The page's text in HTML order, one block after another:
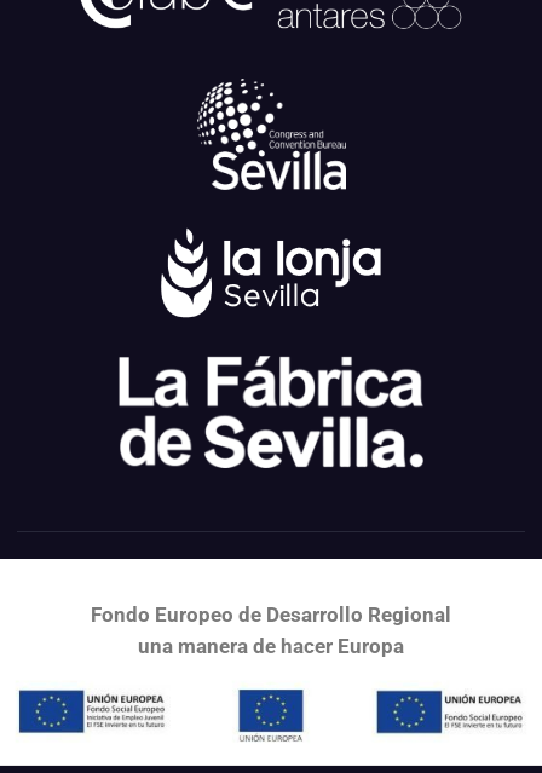
Fondo Europeo de Desarrollo Regional
una manera de hacer Europa